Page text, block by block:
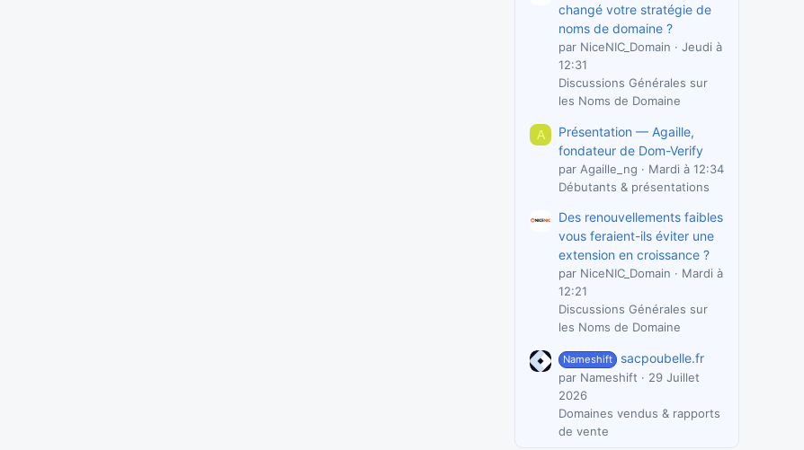
changé votre stratégie de
noms de domaine ?
par NiceNIC_Domain
Jeudi à
12:31
Discussions Générales sur
les Noms de Domaine
A
Présentation — Agaille,
fondateur de Dom-Verify
par Agaille_ng
Mardi à 12:34
Débutants & présentations
Des renouvellements faibles
vous feraient-ils éviter une
extension en croissance ?
par NiceNIC_Domain
Mardi à
12:21
Discussions Générales sur
les Noms de Domaine
Nameshift sacpoubelle.fr
par Nameshift
29 Juillet
2026
Domaines vendus & rapports
de vente